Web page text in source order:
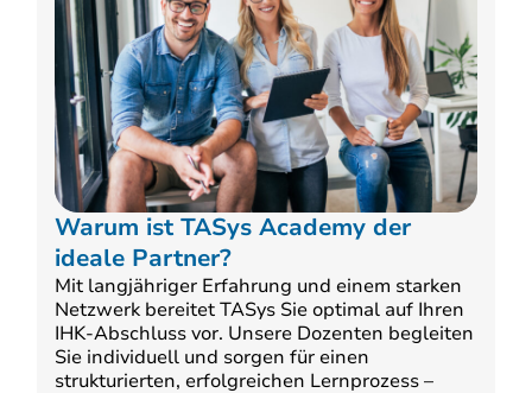
Warum ist TASys Academy der
ideale Partner?
Mit langjähriger Erfahrung und einem starken
Netzwerk bereitet TASys Sie optimal auf Ihren
IHK-Abschluss vor. Unsere Dozenten begleiten
Sie individuell und sorgen für einen
strukturierten, erfolgreichen Lernprozess –